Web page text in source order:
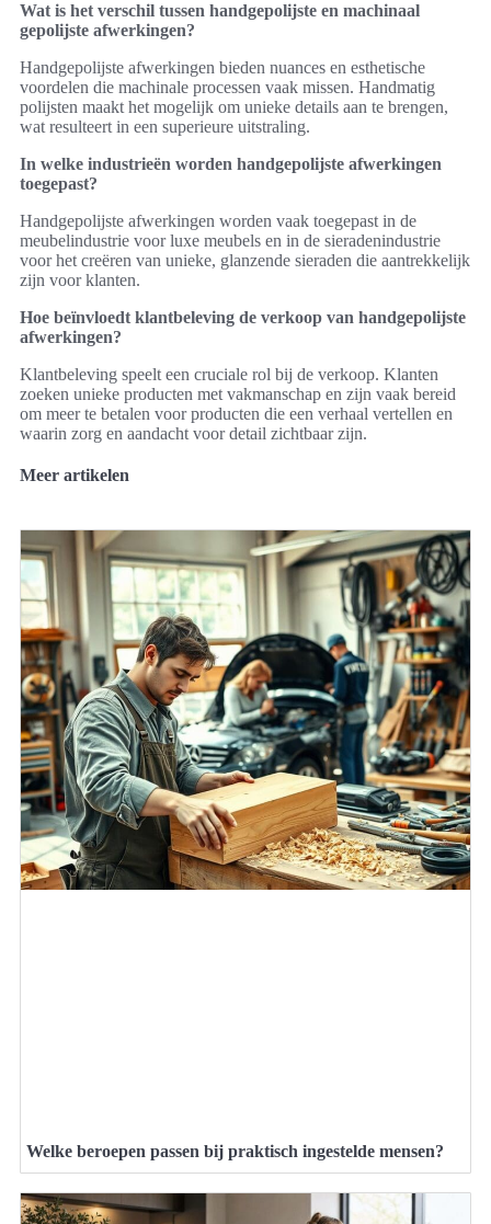
Wat is het verschil tussen handgepolijste en machinaal
gepolijste afwerkingen?
Handgepolijste afwerkingen bieden nuances en esthetische
voordelen die machinale processen vaak missen. Handmatig
polijsten maakt het mogelijk om unieke details aan te brengen,
wat resulteert in een superieure uitstraling.
In welke industrieën worden handgepolijste afwerkingen
toegepast?
Handgepolijste afwerkingen worden vaak toegepast in de
meubelindustrie voor luxe meubels en in de sieradenindustrie
voor het creëren van unieke, glanzende sieraden die aantrekkelijk
zijn voor klanten.
Hoe beïnvloedt klantbeleving de verkoop van handgepolijste
afwerkingen?
Klantbeleving speelt een cruciale rol bij de verkoop. Klanten
zoeken unieke producten met vakmanschap en zijn vaak bereid
om meer te betalen voor producten die een verhaal vertellen en
waarin zorg en aandacht voor detail zichtbaar zijn.
Meer artikelen
Welke beroepen passen bij praktisch ingestelde mensen?